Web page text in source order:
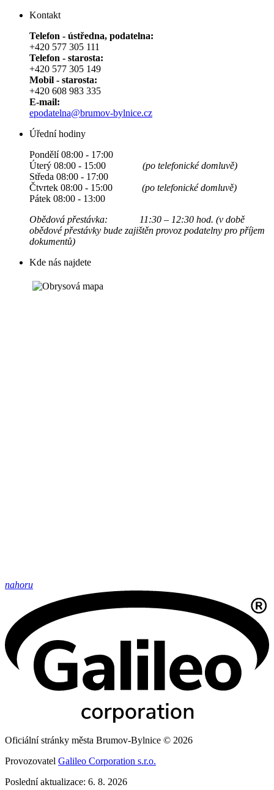
Kontakt
Telefon - ústředna, podatelna:
+420 577 305 111
Telefon - starosta:
+420 577 305 149
Mobil - starosta:
+420 608 983 335
E-mail:
epodatelna@brumov-bylnice.cz
Úřední hodiny
Pondělí 08:00 - 17:00
Úterý 08:00 - 15:00 (po telefonické domluvě)
Středa 08:00 - 17:00
Čtvrtek 08:00 - 15:00 (po telefonické domluvě)
Pátek 08:00 - 13:00
Obědová přestávka: 11:30 – 12:30 hod. (v době
obědové přestávky bude zajištěn provoz podatelny pro příjem
dokumentů)
Kde nás najdete
nahoru
Oficiální stránky města Brumov-Bylnice © 2026
Provozovatel Galileo Corporation s.r.o.
Poslední aktualizace: 6. 8. 2026